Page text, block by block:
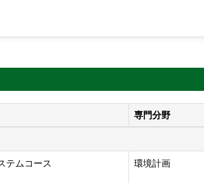
専門分野
テムコース 環境計画